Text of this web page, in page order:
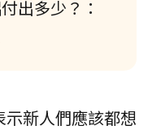
出多少？：
新人們應該都想